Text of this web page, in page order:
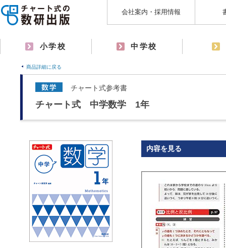
会社案内・採用情報
小学校 中学校
商品詳細に戻る
チャート式参考書
チャート式 中学数学 1年
内容を見る